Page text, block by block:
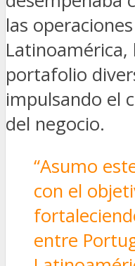
las
portafolio
impulsando el
del negocio.
“Asumo
con el
entre